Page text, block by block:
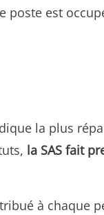
poste est
la plus
la SAS fait
à chaque